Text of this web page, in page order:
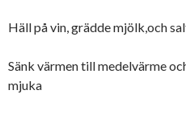
Häll på vin, grädde mjölk,och
Sänk värmen till medelvärme
mjuka